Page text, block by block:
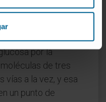
CoA (vía piruvato
a lactato,
transaminación a
por la
de tres
vías a la vez, y esa
un punto de